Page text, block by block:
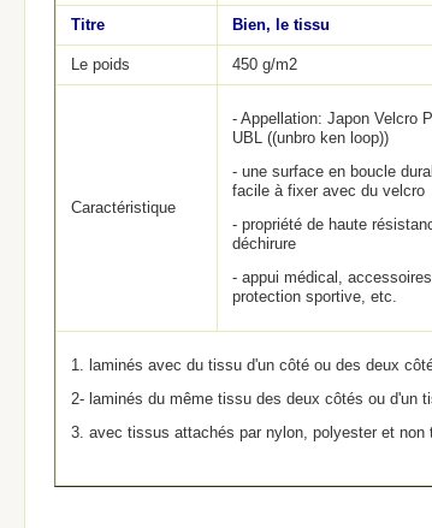
Titre Bien, le tissu
Le poids 450 g/m2
Caractéristique
- Appellation: Japon Velcro
UBL ((unbro ken loop))
- une surface en boucle
facile à fixer avec du velcro
- propriété de haute
déchirure
- appui médical,
protection sportive, etc.
1. laminés avec du tissu d'un côté ou des deux
2- laminés du même tissu des deux côtés ou d'un
3. avec tissus attachés par nylon, polyester et non